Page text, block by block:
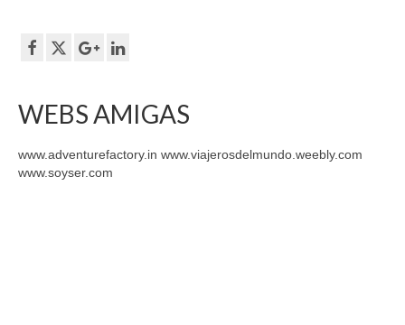
WEBS AMIGAS
www.adventurefactory.in www.viajerosdelmundo.weebly.com
www.soyser.com